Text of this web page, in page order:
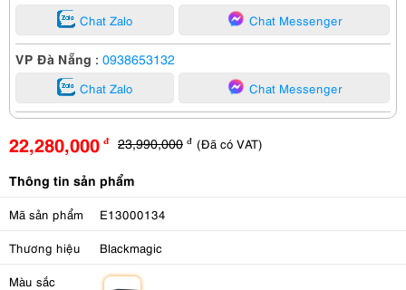
Chat Zalo Chat Messenger
VP Đà Nẵng : 0938653132
Chat Zalo Chat Messenger
22,280,000 đ 23,990,000 đ (Đã có VAT)
Thông tin sản phẩm
Mã sản phẩm E13000134
Thương hiệu Blackmagic
Màu sắc